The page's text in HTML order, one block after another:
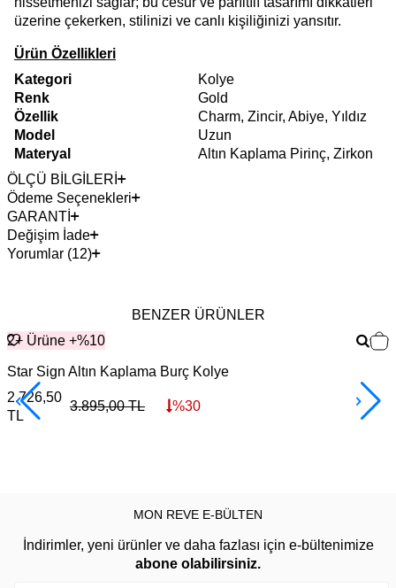
üzerine çekerken, stilinizi ve canlı kişiliğinizi yansıtır.
Ürün Özellikleri
Kategori
Kolye
Renk
Gold
Özellik
Charm, Zincir, Abiye, Yıldız
Model
Uzun
Materyal
Altın Kaplama Pirinç, Zirkon
ÖLÇÜ BİLGİLERİ
Ödeme Seçenekleri
GARANTİ
Değişim İade
Yorumlar (12)
BENZER ÜRÜNLER
2+ Ürüne +%10
Star Sign Altın Kaplama Burç Kolye
2.726,50
TL
3.895,00TL %30
MON REVE E-BÜLTEN
İndirimler, yeni ürünler ve daha fazlası için e-bültenimize
abone olabilirsiniz.